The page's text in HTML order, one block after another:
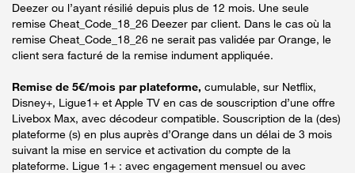
Deezer ou l’ayant résilié depuis plus de 12 mois. Une seule
remise Cheat_Code_18_26 Deezer par client. Dans le cas où la
remise Cheat_Code_18_26 ne serait pas validée par Orange, le
client sera facturé de la remise indument appliquée.
Remise de 5€/mois par plateforme, cumulable, sur Netflix,
Disney+, Ligue1+ et Apple TV en cas de souscription d’une offre
Livebox Max, avec décodeur compatible. Souscription de la (des)
plateforme (s) en plus auprès d’Orange dans un délai de 3 mois
suivant la mise en service et activation du compte de la
plateforme. Ligue 1+ : avec engagement mensuel ou avec